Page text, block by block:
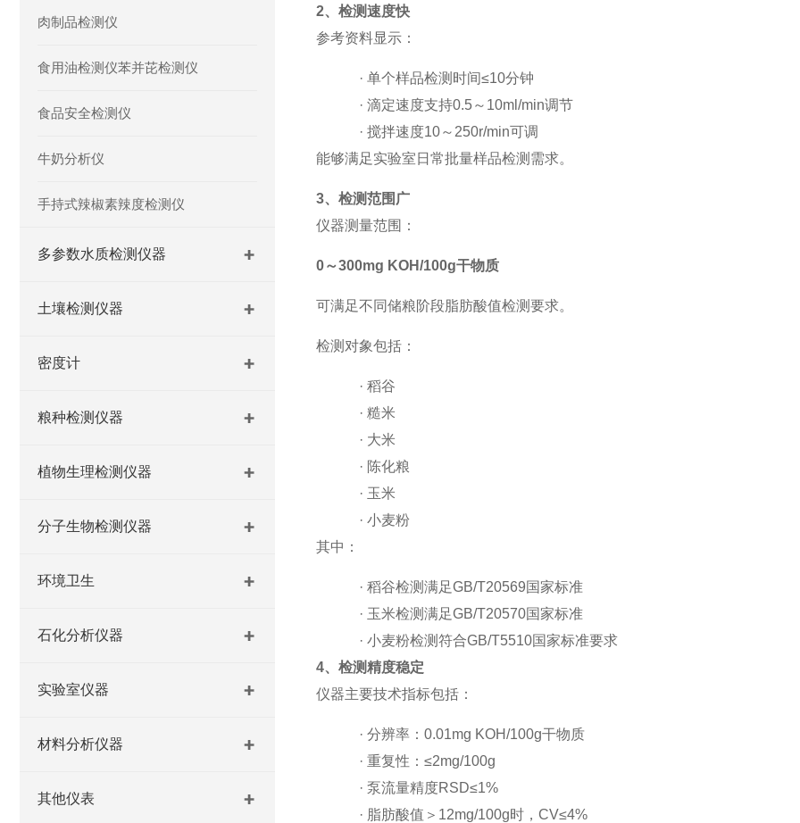
2、检测速度快
参考资料显示：
· 单个样品检测时间≤10分钟
· 滴定速度支持0.5～ 10ml/min调节
· 搅拌速度10～ 250r/min可调
能够满足实验室日常批量样品检测需求。
3、检测范围广
仪器测量范围：
0～300mg KOH/100g干物质
可满足不同储粮阶段脂肪酸值检测要求。
检测对象包括：
· 稻谷
· 糙米
· 大米
· 陈化粮
· 玉米
· 小麦粉
其中：
· 稻谷检测满足GB/T20569国家标准
· 玉米检测满足GB/T20570国家标准
· 小麦粉检测符合GB/T5510国家标准要求
4、检测精度稳定
仪器主要技术指标包括：
· 分辨率： 0.01mg KOH/100g干物质
· 重复性： ≤2mg/100g
· 泵流量精度RSD≤1%
· 脂肪酸值＞ 12mg/100g时， CV≤4%
肉制品检测仪
食用油检测仪苯并芘检测仪
食品安全检测仪
牛奶分析仪
手持式辣椒素辣度检测仪
多参数水质检测仪器
土壤检测仪器
密度计
粮种检测仪器
植物生理检测仪器
分子生物检测仪器
环境卫生
石化分析仪器
实验室仪器
材料分析仪器
其他仪表